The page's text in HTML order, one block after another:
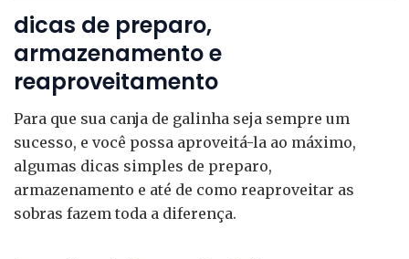
dicas de preparo,
armazenamento e
reaproveitamento
Para que sua canja de galinha seja sempre um
sucesso, e você possa aproveitá-la ao máximo,
algumas dicas simples de preparo,
armazenamento e até de como reaproveitar as
sobras fazem toda a diferença.